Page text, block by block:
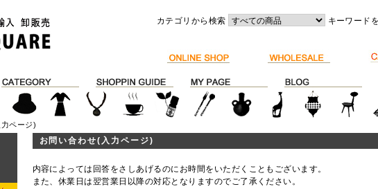
カテゴリから検索 キーワード
ページ)
お問い合わせ(入力ページ)
内容によっては回答をさしあげるのにお時間をいただくこともございます。
また、休業日は翌営業日以降の対応となりますのでご了承ください。